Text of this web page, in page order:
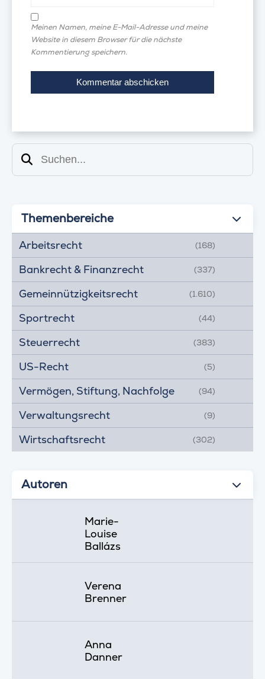
Meinen Namen, meine E-Mail-Adresse und meine
Website in diesem Browser für die nächste
Kommentierung speichern.
Suchen
Themenbereiche
Arbeitsrecht (168)
Bankrecht & Finanzrecht (337)
Gemeinnützigkeitsrecht (1.610)
Sportrecht (44)
Steuerrecht (383)
US-Recht (5)
Vermögen, Stiftung, Nachfolge (94)
Verwaltungsrecht (9)
Wirtschaftsrecht (302)
Autoren
Marie-
Louise
Ballázs
Verena
Brenner
Anna
Danner